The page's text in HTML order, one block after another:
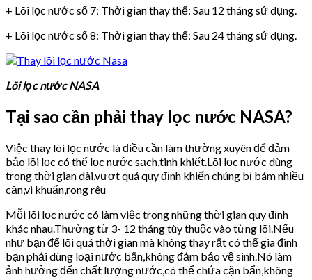
+ Lõi lọc nước số 7: Thời gian thay thế: Sau 12 tháng sử dụng.
+ Lõi lọc nước số 8: Thời gian thay thế: Sau 24 tháng sử dụng.
Lõi lọc nước NASA
Tại sao cần phải thay lọc nước NASA?
Việc thay lõi lọc nước là điều cần làm thường xuyên để đảm
bảo lõi lọc có thể lọc nước sạch,tinh khiết.Lõi lọc nước dùng
trong thời gian dài,vượt quá quy định khiến chúng bị bám nhiều
cặn,vi khuẩn,rong rêu
Mỗi lõi lọc nước có làm việc trong những thời gian quy định
khác nhau.Thường từ 3- 12 tháng tùy thuộc vào từng lõi.Nếu
như bạn để lõi quá thời gian mà không thay rất có thể gia đình
bạn phải dùng loại nước bẩn,không đảm bảo vệ sinh.Nó làm
ảnh hưởng đến chất lượng nước,có thể chứa cặn bẩn,không